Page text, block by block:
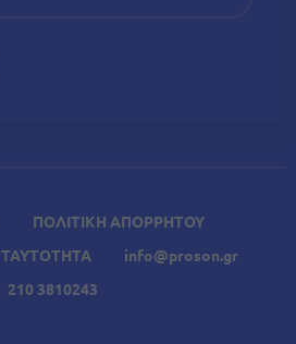
ΠΟΛΙΤΙΚΗ ΑΠΟΡΡΗΤΟΥ
ΤΑΥΤΟΤΗΤΑ
info@proson.gr
210 3810243